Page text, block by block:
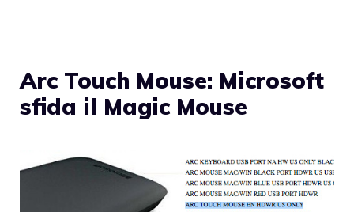
Arc Touch Mouse: Microsoft
sfida il Magic Mouse